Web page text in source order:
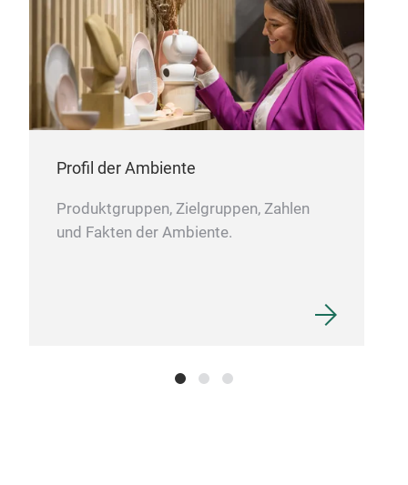
Profil der Ambiente
Produktgruppen, Zielgruppen, Zahlen
und Fakten der Ambiente.